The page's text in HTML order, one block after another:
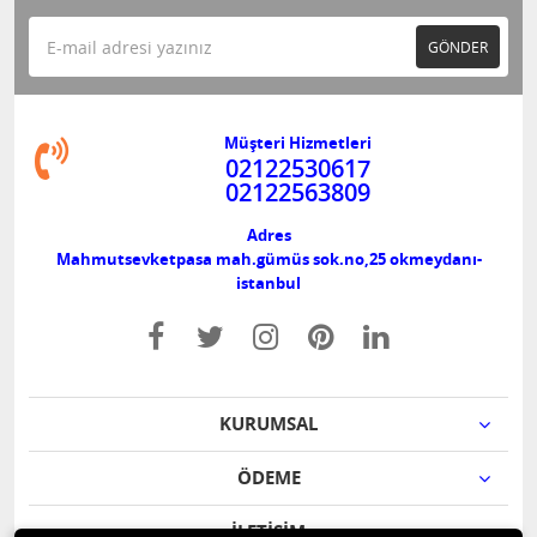
GÖNDER
Müşteri Hizmetleri
02122530617
02122563809
Adres
Mahmutsevketpasa mah.gümüs sok.no,25 okmeydanı-
istanbul
KURUMSAL
ÖDEME
İLETİŞİM